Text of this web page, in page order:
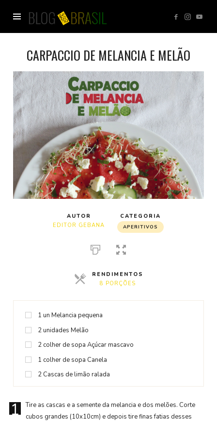
Blog
GEBANA
CARPACCIO DE MELANCIA E MELÃO
AUTOR
EDITOR GEBANA
CATEGORIA
APERITIVOS
RENDIMENTOS
8 PORÇÕES
1 un Melancia pequena
2unidades Melão
2 colher de sopa Açúcar mascavo
1 colher de sopa Canela
2 Cascas de limão ralada
1
Tire as cascas e a semente da melancia e dos melões. Corte
cubos grandes (10x10cm) e depois tire finas fatias desses